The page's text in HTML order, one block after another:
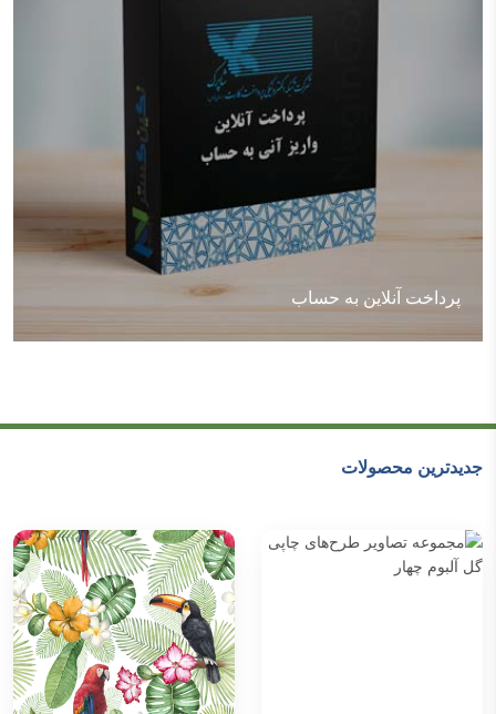
پرداخت آنلاین به حساب
جدیدترین محصولات